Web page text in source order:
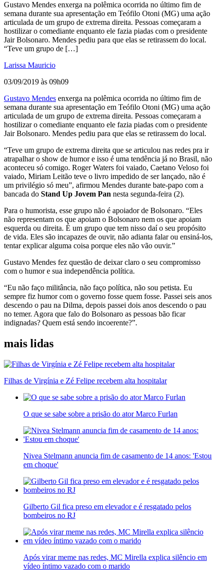
Gustavo Mendes enxerga na polêmica ocorrida no último fim de
semana durante sua apresentação em Teófilo Otoni (MG) uma ação
articulada de um grupo de extrema direita. Pessoas começaram a
hostilizar o comediante enquanto ele fazia piadas com o presidente
Jair Bolsonaro. Mendes pediu para que elas se retirassem do local.
“Teve um grupo de […]
Larissa Mauricio
03/09/2019 às 09h09
Gustavo Mendes enxerga na polêmica ocorrida no último fim de
semana durante sua apresentação em Teófilo Otoni (MG) uma ação
articulada de um grupo de extrema direita. Pessoas começaram a
hostilizar o comediante enquanto ele fazia piadas com o presidente
Jair Bolsonaro. Mendes pediu para que elas se retirassem do local.
“Teve um grupo de extrema direita que se articulou nas redes pra ir
atrapalhar o show de humor e isso é uma tendência já no Brasil, não
aconteceu só comigo. Roger Waters foi vaiado, Caetano Veloso foi
vaiado, Miriam Leitão teve o livro impedido de ser lançado, não é
um privilégio só meu”, afirmou Mendes durante bate-papo com a
bancada do Stand Up Jovem Pan nesta segunda-feira (2).
Para o humorista, esse grupo não é apoiador de Bolsonaro. “Eles
não representam os que apoiam o Bolsonaro nem os que apoiam
esquerda ou direita. É um grupo que tem nisso daí o seu propósito
de vida. Eles são incapazes de ouvir, não adianta falar ou ensiná-los,
tentar explicar alguma coisa porque eles não vão ouvir.”
Gustavo Mendes fez questão de deixar claro o seu compromisso
com o humor e sua independência política.
“Eu não faço militância, não faço política, não sou petista. Eu
sempre fiz humor com o governo fosse quem fosse. Passei seis anos
descendo o pau na Dilma, depois passei dois anos descendo o pau
no temer. Agora que falo do Bolsonaro as pessoas bão ficar
indignadas? Quem está sendo incoerente?”.
mais lidas
Filhas de Virgínia e Zé Felipe recebem alta hospitalar
O que se sabe sobre a prisão do ator Marco Furlan
Nivea Stelmann anuncia fim de casamento de 14 anos: 'Estou
em choque'
Gilberto Gil fica preso em elevador e é resgatado pelos
bombeiros no RJ
Após virar meme nas redes, MC Mirella explica silêncio em
vídeo íntimo vazado com o marido